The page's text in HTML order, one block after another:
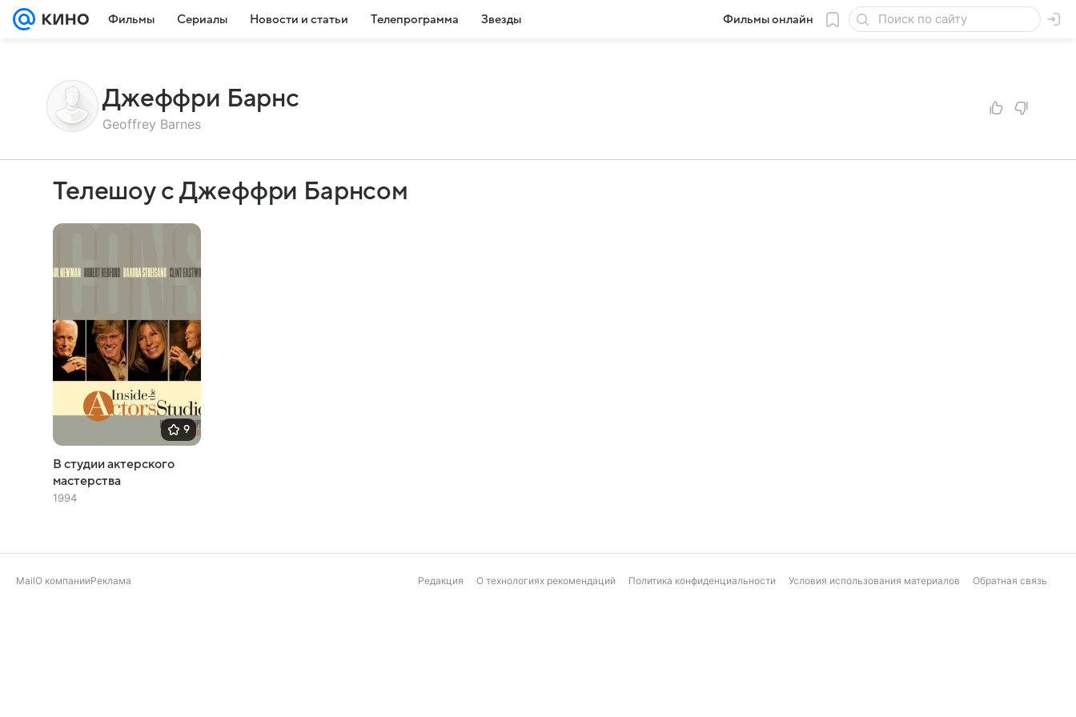
Фильмы Сериалы Новости и статьи Телепрограмма Звезды Фильмы онлайн
Джеффри Барнс
Geoffrey Barnes
Телешоу с Джеффри Барнсом
9
В студии актерского
мастерства
1994
MailО компанииРеклама Редакция О технологиях рекомендаций Политика конфиденциальности Условия использования материалов Обратная связь